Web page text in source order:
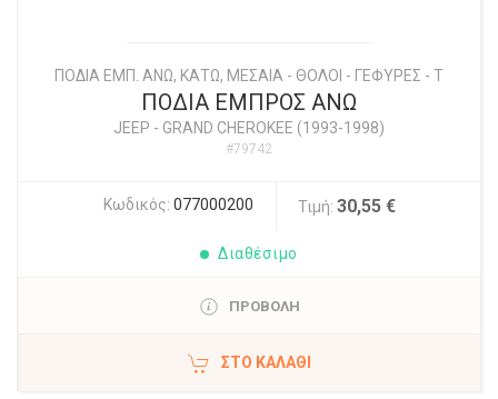
ΠΟΔΙΑ ΕΜΠ. ΑΝΩ, ΚΑΤΩ, ΜΕΣΑΙΑ - ΘΟΛΟΙ - ΓΕΦΥΡΕΣ - Τ
ΠΟΔΙΑ ΕΜΠΡΟΣ ΑΝΩ
JEEP - GRAND CHEROKEE (1993-1998)
#79742
Κωδικός: 077000200 Τιμή: 30,55 €
Διαθέσιμο
ΠΡΟΒΟΛΗ
ΣΤΟ ΚΑΛΆΘΙ